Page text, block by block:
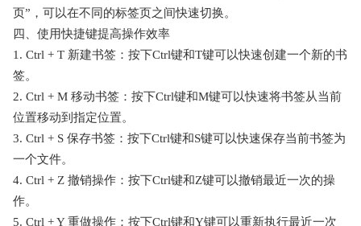
页”，可以在不同的标签页之间快速切换。
四、使用快捷键提高操作效率
1. Ctrl + T 新建书签：按下Ctrl键和T键可以快速创建一个新的书
签。
2. Ctrl + M 移动书签：按下Ctrl键和M键可以快速将书签从当前
位置移动到指定位置。
3. Ctrl + S 保存书签：按下Ctrl键和S键可以快速保存当前书签为
一个文件。
4. Ctrl + Z 撤销操作：按下Ctrl键和Z键可以撤销最近一次的操
作。
5. Ctrl + Y 重做操作：按下Ctrl键和Y键可以重新执行最近一次